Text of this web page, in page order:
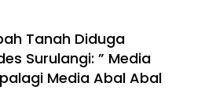
Tanah Diduga
Surulangi: ” Media
Media Abal Abal